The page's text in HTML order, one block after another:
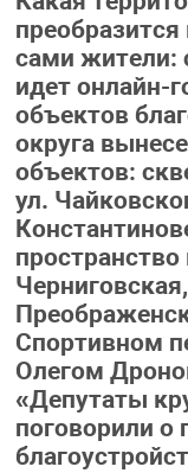
сами жители:
идет онлайн-
объектов
округа
объектов:
ул.
Спортивном
Олегом
«Депутаты
поговорили о